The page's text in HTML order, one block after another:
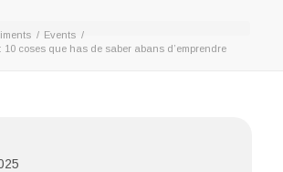
/ Events /
coses que has de saber abans d’emprendre